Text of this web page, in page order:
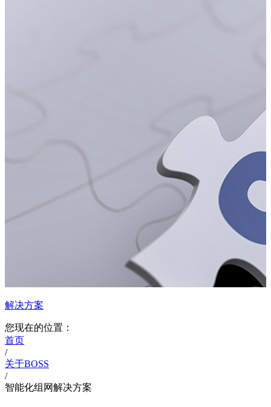
解决方案
您现在的位置：
首页
/
关于BOSS
/
智能化组网解决方案